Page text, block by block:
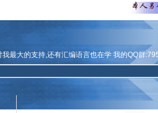
最大的支持,还有汇编语言也在学 我的QQ群